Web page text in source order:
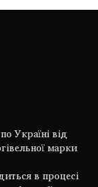
Україні від
марки
в процесі